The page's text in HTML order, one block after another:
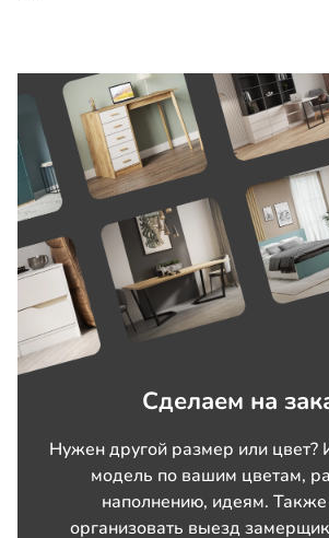
Сделаем на
Нужен другой размер или цвет?
модель по вашим цветам,
наполнению, идеям.
организовать выезд